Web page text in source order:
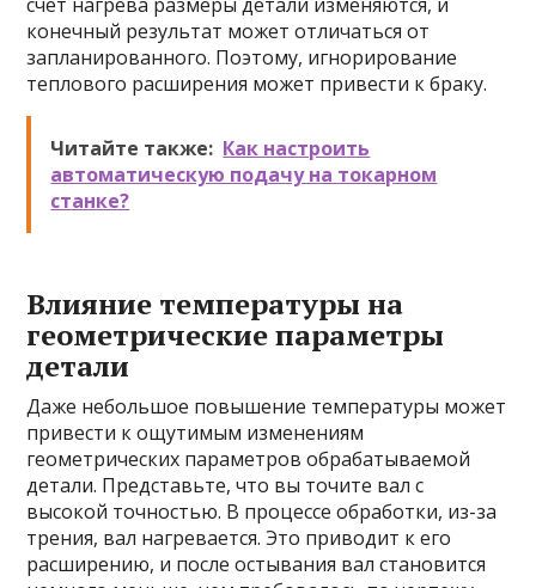
конечный результат может отличаться от
запланированного. Поэтому, игнорирование
теплового расширения может привести к браку.
Читайте также: Как настроить
автоматическую подачу на токарном
станке?
Влияние температуры на
геометрические параметры
детали
Даже небольшое повышение температуры может
привести к ощутимым изменениям
геометрических параметров обрабатываемой
детали. Представьте, что вы точите вал с
высокой точностью. В процессе обработки, из-за
трения, вал нагревается. Это приводит к его
расширению, и после остывания вал становится